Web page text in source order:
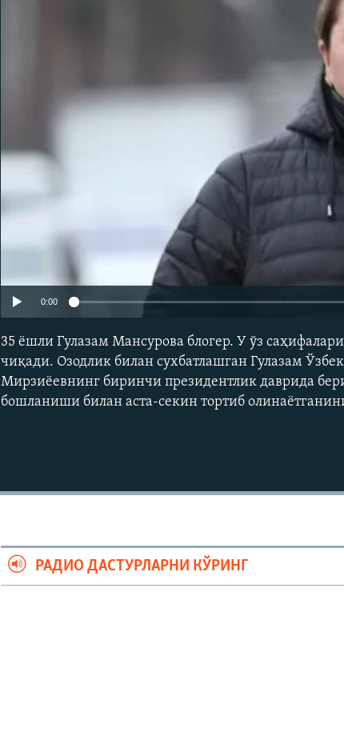
Айни
0:00
35 ёшли Гулазам Мансурова блогер. У ўз
чиқади. Озодлик билан сухбатлашган Гулазам
Мирзиёевнинг биринчи президентлик даврида
бошланиши билан аста-секин тортиб
РАДИО ДАСТУРЛАРНИ КЎРИНГ